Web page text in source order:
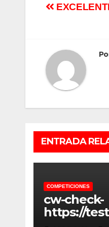
ENTRADA
COMPETICIONES
cw-check-
https://